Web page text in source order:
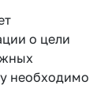
о цели
необходимо